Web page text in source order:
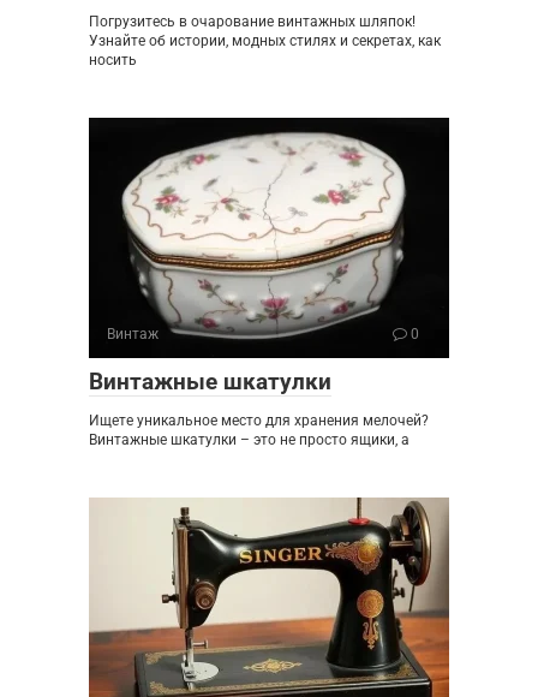
Погрузитесь в очарование винтажных шляпок!
Узнайте об истории, модных стилях и секретах, как
носить
Винтаж 0
Винтажные шкатулки
Ищете уникальное место для хранения мелочей?
Винтажные шкатулки – это не просто ящики, а